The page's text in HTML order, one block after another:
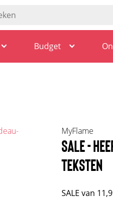
Budget
MyFlame
SALE -
TEKSTEN
SALE van